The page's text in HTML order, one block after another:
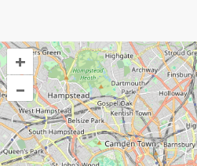
+
–